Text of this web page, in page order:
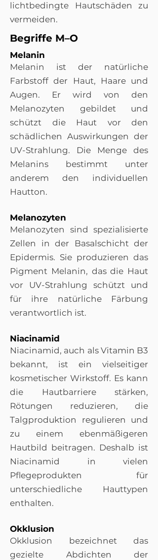
lichtbedingte Hautschäden zu
vermeiden.
Begriffe M–O
Melanin
Melanin ist der natürliche
Farbstoff der Haut, Haare und
Augen. Er wird von den
Melanozyten gebildet und
schützt die Haut vor den
schädlichen Auswirkungen der
UV-Strahlung. Die Menge des
Melanins bestimmt unter
anderem den individuellen
Hautton.
Melanozyten
Melanozyten sind spezialisierte
Zellen in der Basalschicht der
Epidermis. Sie produzieren das
Pigment Melanin, das die Haut
vor UV-Strahlung schützt und
für ihre natürliche Färbung
verantwortlich ist.
Niacinamid
Niacinamid, auch als Vitamin B3
bekannt, ist ein vielseitiger
kosmetischer Wirkstoff. Es kann
die Hautbarriere stärken,
Rötungen reduzieren, die
Talgproduktion regulieren und
zu einem ebenmäßigeren
Hautbild beitragen. Deshalb ist
Niacinamid in vielen
Pflegeprodukten für
unterschiedliche Hauttypen
enthalten.
Okklusion
Okklusion bezeichnet das
gezielte Abdichten der